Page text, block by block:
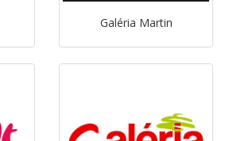
Galéria Martin